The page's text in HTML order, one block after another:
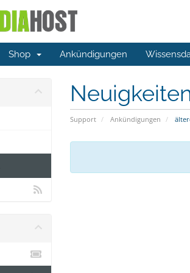
Shop Ankündigungen
Support Ankündigungen